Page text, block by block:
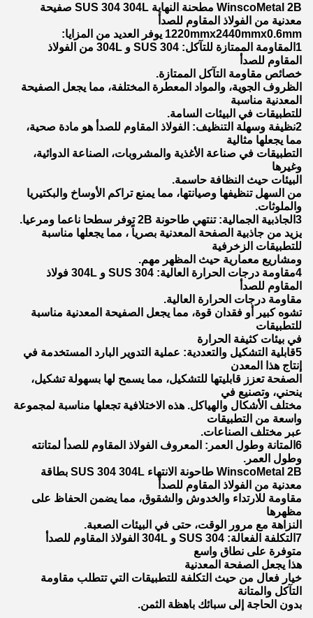
WinscoMetal 2B مطحنة النهاية SUS 304 304L صفيحة
معدنية من الفولاذ المقاوم للصدأ
1220mmx2440mmx0.6mm يوفر العديد من المزايا:
1المقاومة الممتازة للتآكل: SUS 304 و 304L من الفولاذ
المقاوم للصدأ
خصائص مقاومة التآكل الممتازة.
الظروف الجوية، والمواد المعطرة المختلفة، مما يجعل الصفيحة
المعدنية مناسبة
للتطبيقات في البيئات السامة.
2نظيفة وسهلة التنظيف: الفولاذ المقاوم للصدأ هو مادة صحية،
مما يجعلها مثالية
التطبيقات في صناعة الأغذية والمشروبات، الصناعة الدوائية،
وغيرها
البيئات حيث النظافة حاسمة.
من السهل تنظيفها وصيانتها، مما يمنع تراكم الأوساخ والبكتيريا
والملوثات.
3الجاذبية الجمالية: تنتهي طاحونة 2B توفر سطحا ناعما ومرعيا.
يزيد من جاذبية الصفحة المعدنية بصرياً ، مما يجعلها مناسبة
للتطبيقات الزخرفية
ومشاريع معمارية حيث المظهر مهم.
4مقاومة درجات الحرارة العالية: SUS 304 و 304L فولاذ
المقاوم للصدأ
مقاومة درجات الحرارة العالية.
تشوه كبير أو فقدان قوة، مما يجعل الصفيحة المعدنية مناسبة
للتطبيقات
في بيئات كثيفة الحرارة
5قابلية التشكيل والتعددية: عملية التدوير البارد المستخدمة في
إنتاج هذا المعدن
الصفحة تعزز قابليتها للتشكيل، مما يسمح لها بسهولة تشكيل،
ينحني، وتصنيع في
مختلف الأشكال والهياكل. هذه الاختلافية تجعلها مناسبة لمجموعة
واسعة من التطبيقات
عبر مختلف الصناعات.
6المتانة وطول العمر: المعروف الفولاذ المقاوم للصدأ لمتانته
وطول العمر.
WinscoMetal 2B طاحونة الانتهاء SUS 304 304L بطاقة
معدنية من الفولاذ المقاوم للصدأ
مقاومة للارتداء والخدوش والشقوق، مما يضمن الحفاظ على
مظهرها
النزاهة مع مرور الوقت، حتى في البيئات الصعبة.
7التكلفة الفعالة: SUS 304 و 304L الفولاذ المقاوم للصدأ
متوفرة على نطاق واسع
هذا يجعل الصفحة المعدنية
خيار فعال من حيث التكلفة للتطبيقات التي تتطلب مقاومة
التآكل والمتانة
بدون الحاجة إلى سبائك باهظة الثمن.